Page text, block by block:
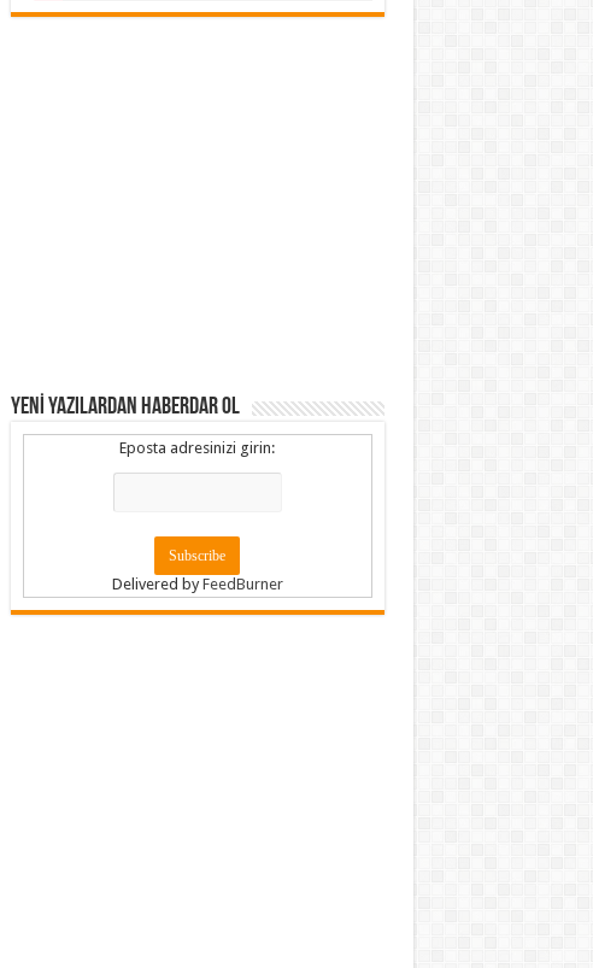
YENİ YAZILARDAN HABERDAR OL
Eposta adresinizi girin:
Delivered byFeedBurner